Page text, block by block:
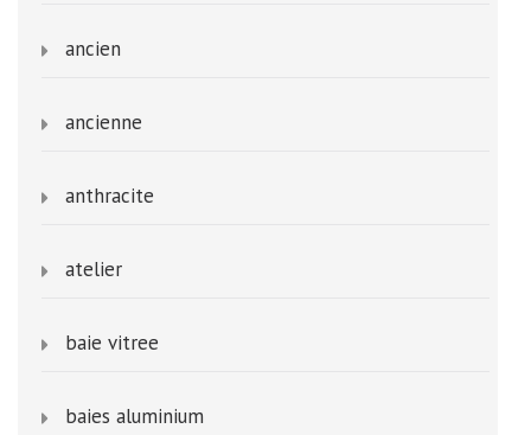
ancien
ancienne
anthracite
atelier
baie vitree
baies aluminium